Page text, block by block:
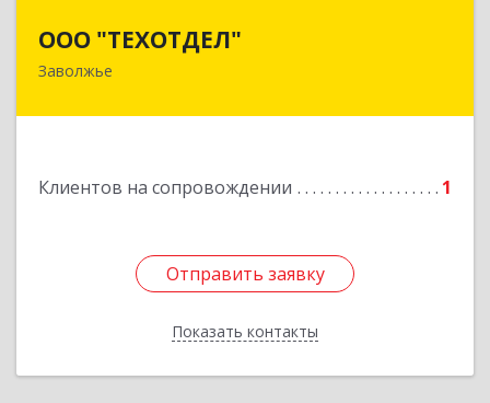
ООО "ТЕХОТДЕЛ"
Заволжье
Клиентов на сопровождении 1
Отправить заявку
Показать контакты
Отправить заявку
Назад